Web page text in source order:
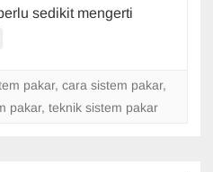
yang
sedikit mengerti
pakar, cara sistem pakar,
pakar, teknik sistem pakar